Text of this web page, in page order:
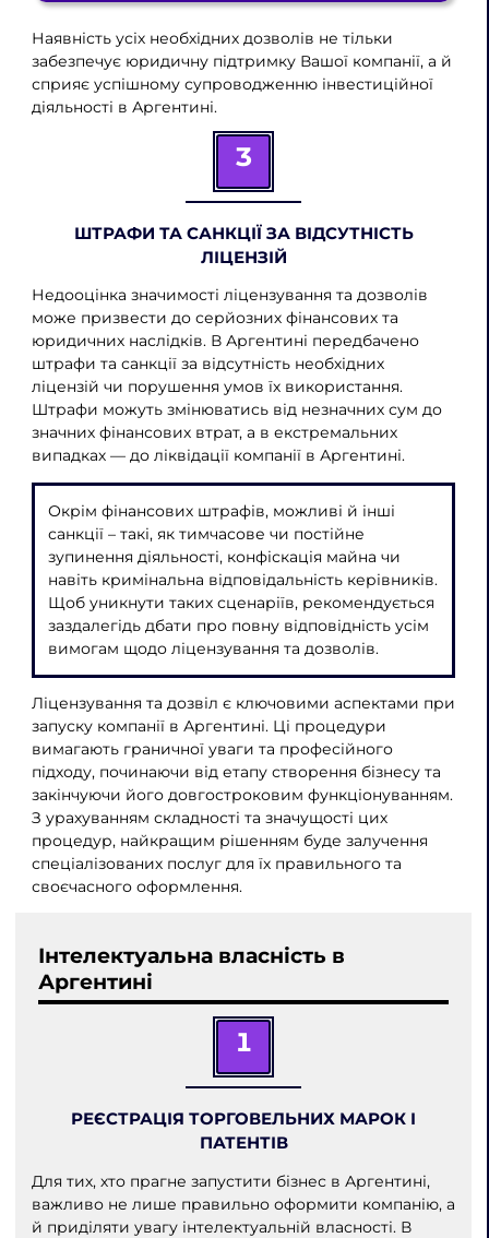
Наявність усіх необхідних дозволів не тільки
забезпечує юридичну підтримку Вашої компанії, а й
сприяє успішному супроводженню інвестиційної
діяльності в Аргентині.
3
ШТРАФИ ТА САНКЦІЇ ЗА ВІДСУТНІСТЬ
ЛІЦЕНЗІЙ
Недооцінка значимості ліцензування та дозволів
може призвести до серйозних фінансових та
юридичних наслідків. В Аргентині передбачено
штрафи та санкції за відсутність необхідних
ліцензій чи порушення умов їх використання.
Штрафи можуть змінюватись від незначних сум до
значних фінансових втрат, а в екстремальних
випадках — до ліквідації компанії в Аргентині.
Окрім фінансових штрафів, можливі й інші
санкції – такі, як тимчасове чи постійне
зупинення діяльності, конфіскація майна чи
навіть кримінальна відповідальність керівників.
Щоб уникнути таких сценаріїв, рекомендується
заздалегідь дбати про повну відповідність усім
вимогам щодо ліцензування та дозволів.
Ліцензування та дозвіл є ключовими аспектами при
запуску компанії в Аргентині. Ці процедури
вимагають граничної уваги та професійного
підходу, починаючи від етапу створення бізнесу та
закінчуючи його довгостроковим функціонуванням.
З урахуванням складності та значущості цих
процедур, найкращим рішенням буде залучення
спеціалізованих послуг для їх правильного та
своєчасного оформлення.
Інтелектуальна власність в
Аргентині
1
РЕЄСТРАЦІЯ ТОРГОВЕЛЬНИХ МАРОК І
ПАТЕНТІВ
Для тих, хто прагне запустити бізнес в Аргентині,
важливо не лише правильно оформити компанію, а
й приділяти увагу інтелектуальній власності. В